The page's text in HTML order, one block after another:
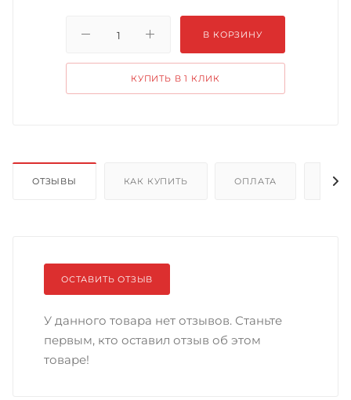
В КОРЗИНУ
КУПИТЬ В 1 КЛИК
ОТЗЫВЫ КАК КУПИТЬ ОПЛАТА
ОСТАВИТЬ ОТЗЫВ
У данного товара нет отзывов. Станьте
первым, кто оставил отзыв об этом
товаре!